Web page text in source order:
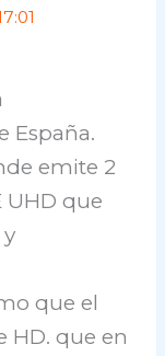
España.
emite 2
UHD que
que el
HD. que en